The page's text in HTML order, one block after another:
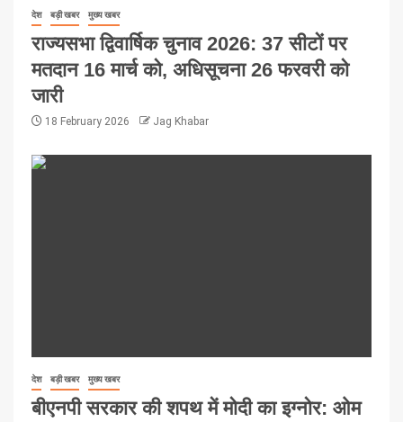
देश बड़ी खबर मुख्य खबर
राज्यसभा द्विवार्षिक चुनाव 2026: 37 सीटों पर
मतदान 16 मार्च को, अधिसूचना 26 फरवरी को
जारी
18 February 2026 Jag Khabar
देश बड़ी खबर मुख्य खबर
बीएनपी सरकार की शपथ में मोदी का इग्नोर: ओम